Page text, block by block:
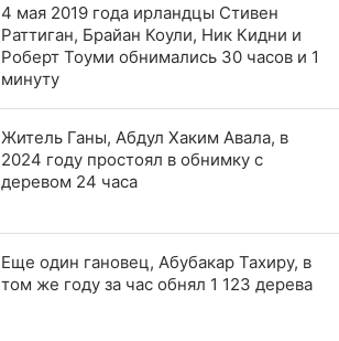
4 мая 2019 года ирландцы Стивен
Раттиган, Брайан Коули, Ник Кидни и
Роберт Тоуми обнимались 30 часов и 1
минуту
Житель Ганы, Абдул Хаким Авала, в
2024 году простоял в обнимку с
деревом 24 часа
Еще один гановец, Абубакар Тахиру, в
том же году за час обнял 1 123 дерева